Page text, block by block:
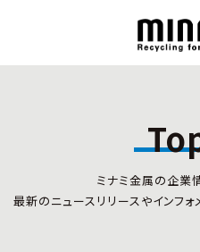
CSR情報
リ
小
ミナミ金属の企業
最新のニュースリリースやインフォ